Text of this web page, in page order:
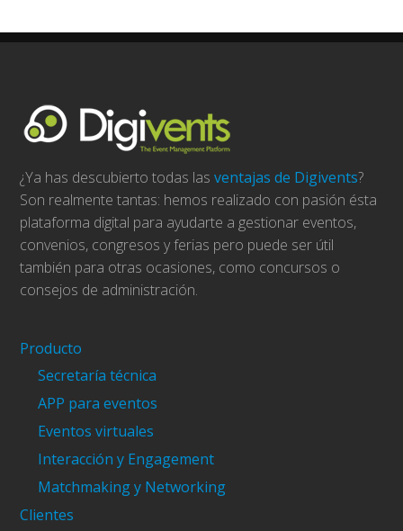
¿Ya has descubierto todas lasventajas de Digivents?
Son realmente tantas: hemos realizado con pasión ésta
plataforma digital para ayudarte a gestionar eventos,
convenios, congresos y ferias pero puede ser útil
también para otras ocasiones, como concursos o
consejos de administración.
Producto
Secretaría técnica
APP para eventos
Eventos virtuales
Interacción y Engagement
Matchmaking y Networking
Clientes